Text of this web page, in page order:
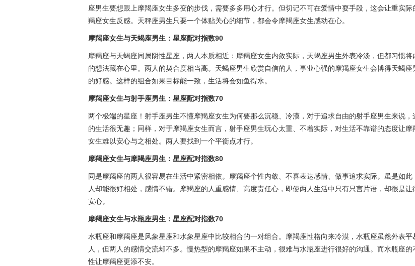
座男生要想跟上摩羯座女生多变的步伐，需要多多用心才行。但切记不可在爱情中耍手段，这会让重实际
羯座女生反感。天秤座男生只要一个体贴关心的细节，都会令摩羯座女生感动在心。
摩羯座女生与天蝎座男生：星座配对指数90
摩羯座与天蝎座同属阴性星座，两人本质相近：摩羯座女生内敛实际，天蝎座男生外表冷淡，但都习惯将
的想法藏在心里。两人的契合度相当高。天蝎座男生欣赏自信的人，事业心强的摩羯座女生会博得天蝎座
的好感。这样的组合如果目标能一致，生活将会如鱼得水。
摩羯座女生与射手座男生：星座配对指数70
两个极端的星座！射手座男生不懂摩羯座女生为何要那么沉稳、冷漠，对于追求自由的射手座男生来说，
的生活很无趣；同样，对于摩羯座女生而言，射手座男生玩心太重、不着实际，对生活不靠谱的态度让摩
女生难以安心与之相处。两人要找到一个平衡点才行。
摩羯座女生与摩羯座男生：星座配对指数80
同是摩羯座的两人很容易在生活中紧密相依。摩羯座个性内敛、不喜表达感情、做事追求实际。虽是如此
人却能很好相处，感情不错。摩羯座的人重感情、高度责任心，即使两人生活中只有只言片语，却很是让
安心。
摩羯座女生与水瓶座男生：星座配对指数70
水瓶座和摩羯座是风象星座和水象星座中比较相合的一对组合。摩羯座性格向来冷漠，水瓶座虽然外表平
人，但两人的感情交流却不多。慢热型的摩羯座如果不主动，很难与水瓶座进行很好的沟通。而水瓶座的
性让摩羯座更添不安。